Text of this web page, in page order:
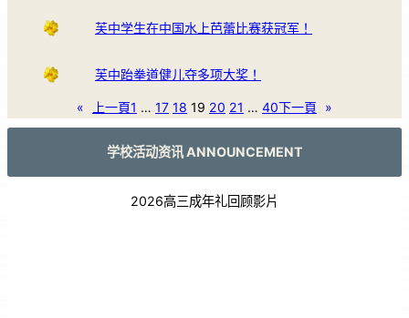
芙中学生在中国水上芭蕾比赛获冠军！
芙中跆拳道健儿夺多项大奖！
« 上一頁1 … 17 18 19 20 21 … 40下一頁 »
学校活动资讯 ANNOUNCEMENT
2026高三成年礼回顾影片